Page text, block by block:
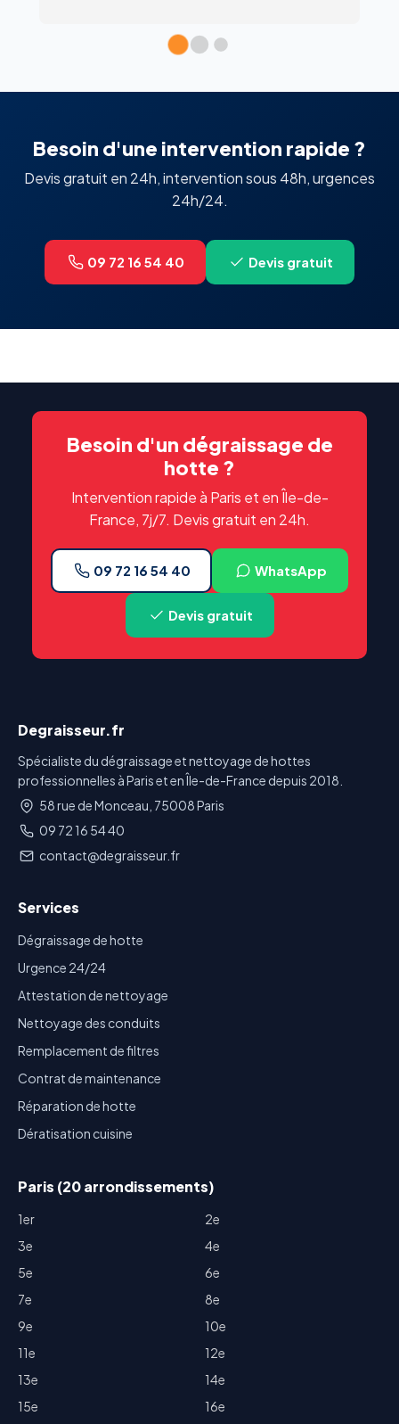
Besoin d'une intervention rapide ?
Devis gratuit en 24h, intervention sous 48h, urgences
24h/24.
09 72 16 54 40 Devis gratuit
Besoin d'un dégraissage de
hotte ?
Intervention rapide à Paris et en Île-de-
France, 7j/7. Devis gratuit en 24h.
09 72 16 54 40 WhatsApp
Devis gratuit
Degraisseur.fr
Spécialiste du dégraissage et nettoyage de hottes
professionnelles à Paris et en Île-de-France depuis 2018.
58 rue de Monceau, 75008 Paris
09 72 16 54 40
contact@degraisseur.fr
Services
Dégraissage de hotte
Urgence 24/24
Attestation de nettoyage
Nettoyage des conduits
Remplacement de filtres
Contrat de maintenance
Réparation de hotte
Dératisation cuisine
Paris (20 arrondissements)
1er
2e
3e
4e
5e
6e
7e
8e
9e
10e
11e
12e
13e
14e
15e
16e